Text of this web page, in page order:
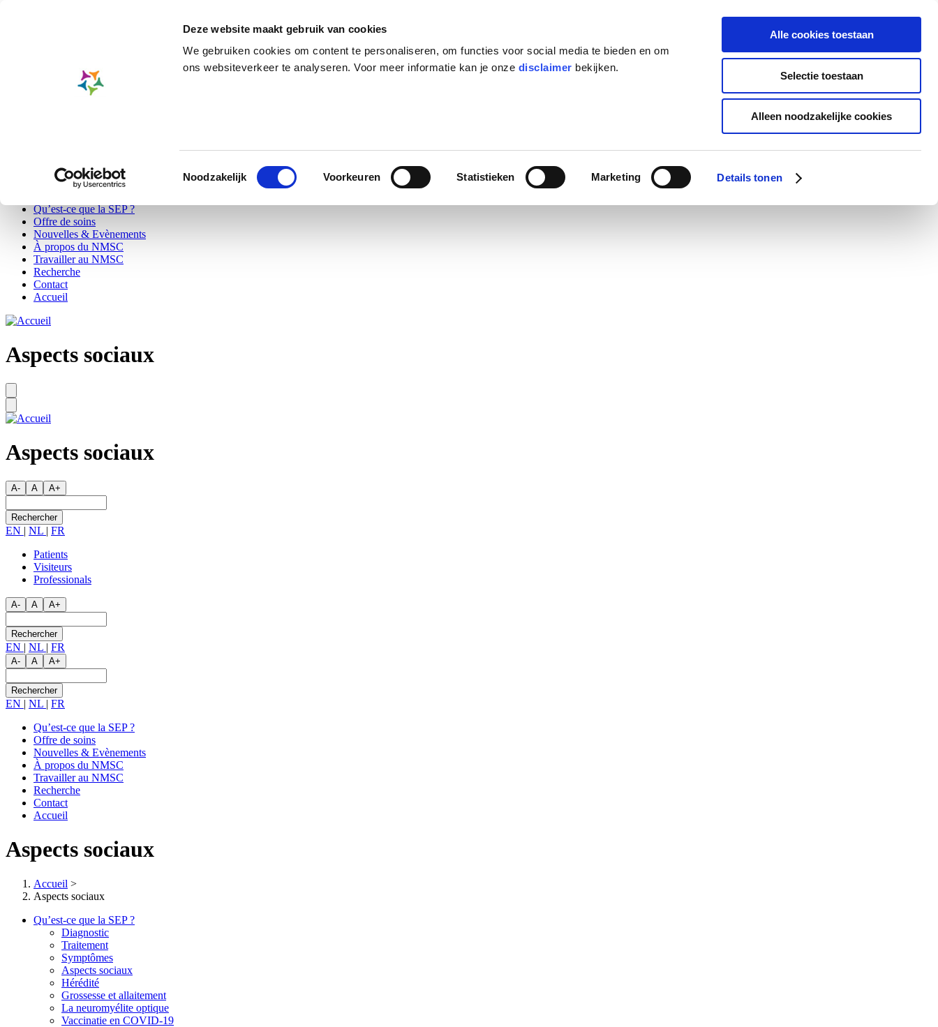
Deze website maakt gebruik van cookies
We gebruiken cookies om content te personaliseren, om functies voor social media te bieden en om
ons websiteverkeer te analyseren. Voor meer informatie kan je onze disclaimer bekijken.
Toestemmingsselectie
Noodzakelijk Voorkeuren Statistieken Marketing Details tonen
Alle cookies toestaan
Selectie toestaan
Alleen noodzakelijke cookies
Secondary
Visiteurs
Professionals
Main
navigation
Qu’est-ce que la SEP ?
Offre de soins
Nouvelles & Evènements
À propos du NMSC
Travailler au NMSC
Recherche
Contact
Accueil
Aspects sociaux
Aspects sociaux
A- A A+
EN | NL | FR
Secondary
menu
Patients
Visiteurs
Professionals
A- A A+
EN | NL | FR
A- A A+
EN | NL | FR
Main
navigation
Qu’est-ce que la SEP ?
Offre de soins
Nouvelles & Evènements
À propos du NMSC
Travailler au NMSC
Recherche
Contact
Accueil
Aspects sociaux
Accueil >
Aspects sociaux
Qu’est-ce que la SEP ?
Diagnostic
Traitement
Symptômes
Aspects sociaux
Hérédité
Grossesse et allaitement
La neuromyélite optique
Vaccinatie en COVID-19